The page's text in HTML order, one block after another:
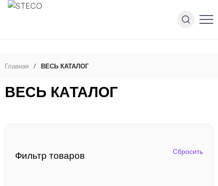
Главная / ВЕСЬ КАТАЛОГ
ВЕСЬ КАТАЛОГ
Фильтр товаров Сбросить